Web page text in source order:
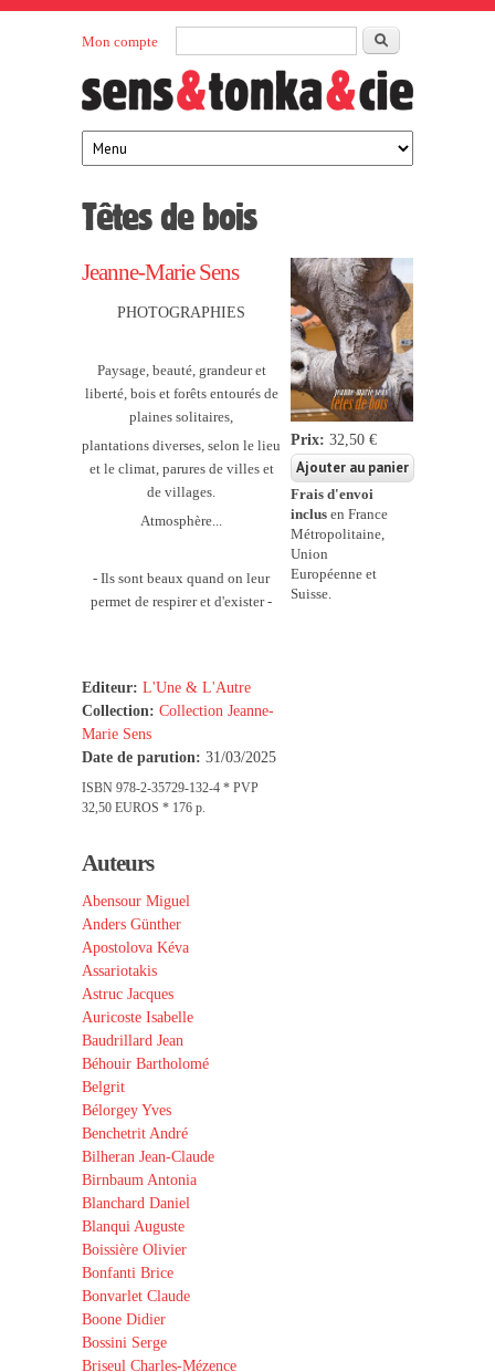
Rechercher
Mon compte
Sens et
Tonka
éditeurs
maison
d’édition
française
Têtes de bois
Jeanne-Marie Sens
PHOTOGRAPHIES
Paysage, beauté, grandeur et
liberté, bois et forêts entourés de
plaines solitaires,
plantations diverses, selon le lieu
et le climat, parures de villes et
de villages.
Atmosphère...
- Ils sont beaux quand on leur
permet de respirer et d'exister -
Editeur: L'Une & L'Autre
Collection: Collection Jeanne-
Marie Sens
Date de parution: 31/03/2025
ISBN 978-2-35729-132-4 * PVP
32,50 EUROS * 176 p.
Prix: 32,50 €
Frais d'envoi
inclus en France
Métropolitaine,
Union
Européenne et
Suisse.
Auteurs
Abensour Miguel
Anders Günther
Apostolova Kéva
Assariotakis
Astruc Jacques
Auricoste Isabelle
Baudrillard Jean
Béhouir Bartholomé
Belgrit
Bélorgey Yves
Benchetrit André
Bilheran Jean-Claude
Birnbaum Antonia
Blanchard Daniel
Blanqui Auguste
Boissière Olivier
Bonfanti Brice
Bonvarlet Claude
Boone Didier
Bossini Serge
Briseul Charles-Mézence